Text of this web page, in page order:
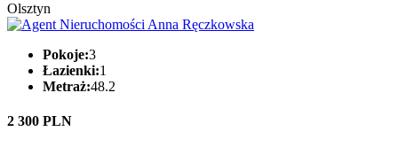
Olsztyn
Pokoje:3
Łazienki:1
Metraż:48.2
2 300 PLN